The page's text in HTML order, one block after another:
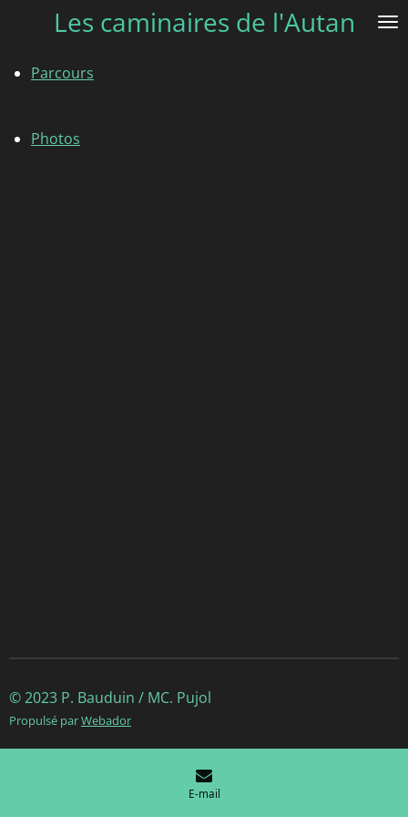
Passer
principal
Les caminaires de l'Autan
Parcours
Photos
© 2023 P. Bauduin / MC. Pujol
Propulsé parWebador
E-mail